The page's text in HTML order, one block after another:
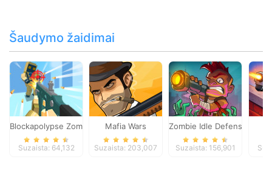
Šaudymo žaidimai
Blockapolypse Zombie Shooter
Suzaista: 64,132
Mafia Wars
Suzaista: 203,007
Zombie Idle Defense
Suzaista: 156,901